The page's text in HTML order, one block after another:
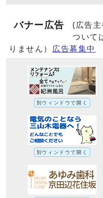
バナー広告
(広告
ついて
りません）
広告募集中
別ウィンドウで開く
別ウィンドウで開く